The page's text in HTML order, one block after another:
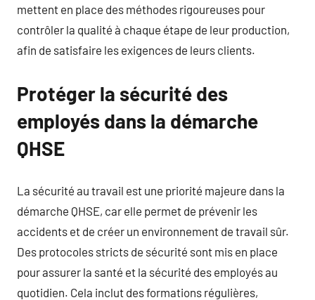
mettent en place des méthodes rigoureuses pour
contrôler la qualité à chaque étape de leur production,
afin de satisfaire les exigences de leurs clients.
Protéger la sécurité des
employés dans la démarche
QHSE
La sécurité au travail est une priorité majeure dans la
démarche QHSE, car elle permet de prévenir les
accidents et de créer un environnement de travail sûr.
Des protocoles stricts de sécurité sont mis en place
pour assurer la santé et la sécurité des employés au
quotidien. Cela inclut des formations régulières,